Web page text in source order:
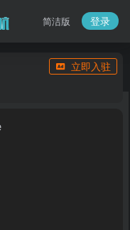
简洁版 登录
立即入驻